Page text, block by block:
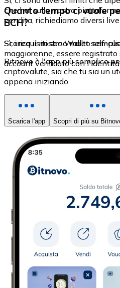
che hai sulla nostra
vendita, richiediamo diversi
Quanto tempo ci vuole
BCH?
Sì, i requisiti sono molto
maggiorenne, essere
account verificato con
Scarica il nostro Wallet self-
Bitnovo è l'app più semplice
criptovalute, sia che tu sia un
appena iniziando.
Scarica l'app Scopri di più su